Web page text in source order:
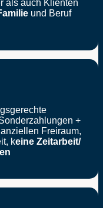
als auch Klienten
und Beruf
+
Freiraum,
keine Zeitarbeit/